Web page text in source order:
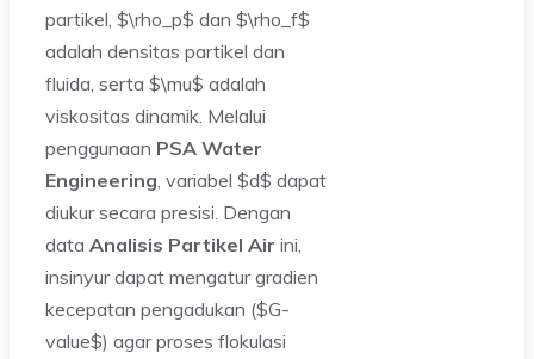
partikel, $\rho_p$ dan $\rho_f$
adalah densitas partikel dan
fluida, serta $\mu$ adalah
viskositas dinamik. Melalui
penggunaan PSA Water
Engineering , variabel $d$ dapat
diukur secara presisi. Dengan
data Analisis Partikel Air ini,
insinyur dapat mengatur gradien
kecepatan pengadukan ($G-
value$) agar proses flokulasi